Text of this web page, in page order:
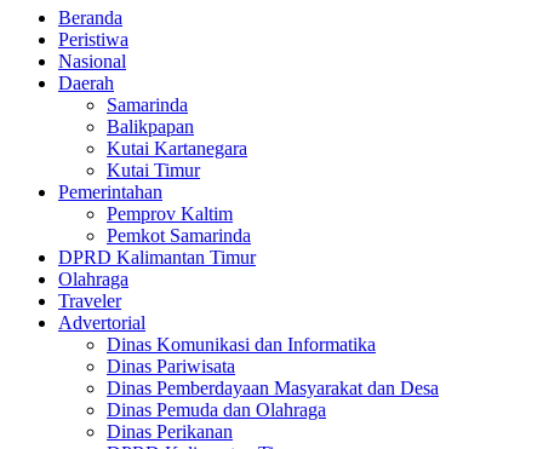
Beranda
Peristiwa
Nasional
Daerah
Samarinda
Balikpapan
Kutai Kartanegara
Kutai Timur
Pemerintahan
Pemprov Kaltim
Pemkot Samarinda
DPRD Kalimantan Timur
Olahraga
Traveler
Advertorial
Dinas Komunikasi dan Informatika
Dinas Pariwisata
Dinas Pemberdayaan Masyarakat dan Desa
Dinas Pemuda dan Olahraga
Dinas Perikanan